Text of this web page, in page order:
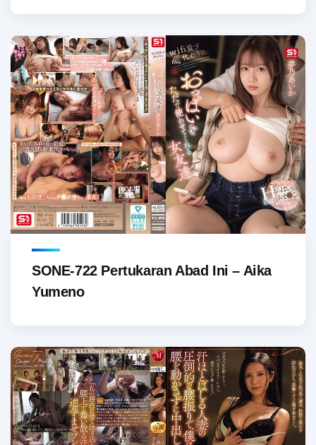
SONE-722 Pertukaran Abad Ini – Aika
Yumeno